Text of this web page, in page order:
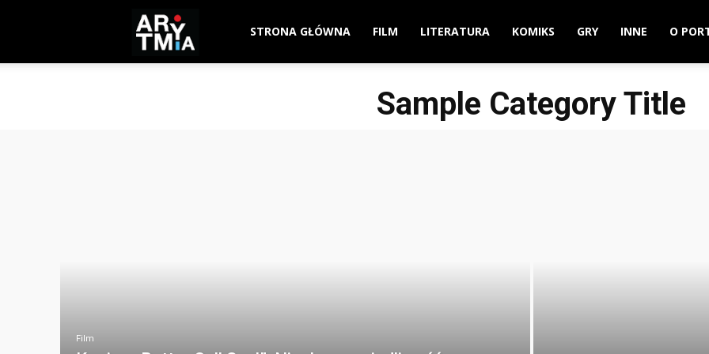
arytmia.eu
STRONA GŁÓWNA FILM LITERATURA KOMIKS GRY INNE O
Sample Category Title
Film